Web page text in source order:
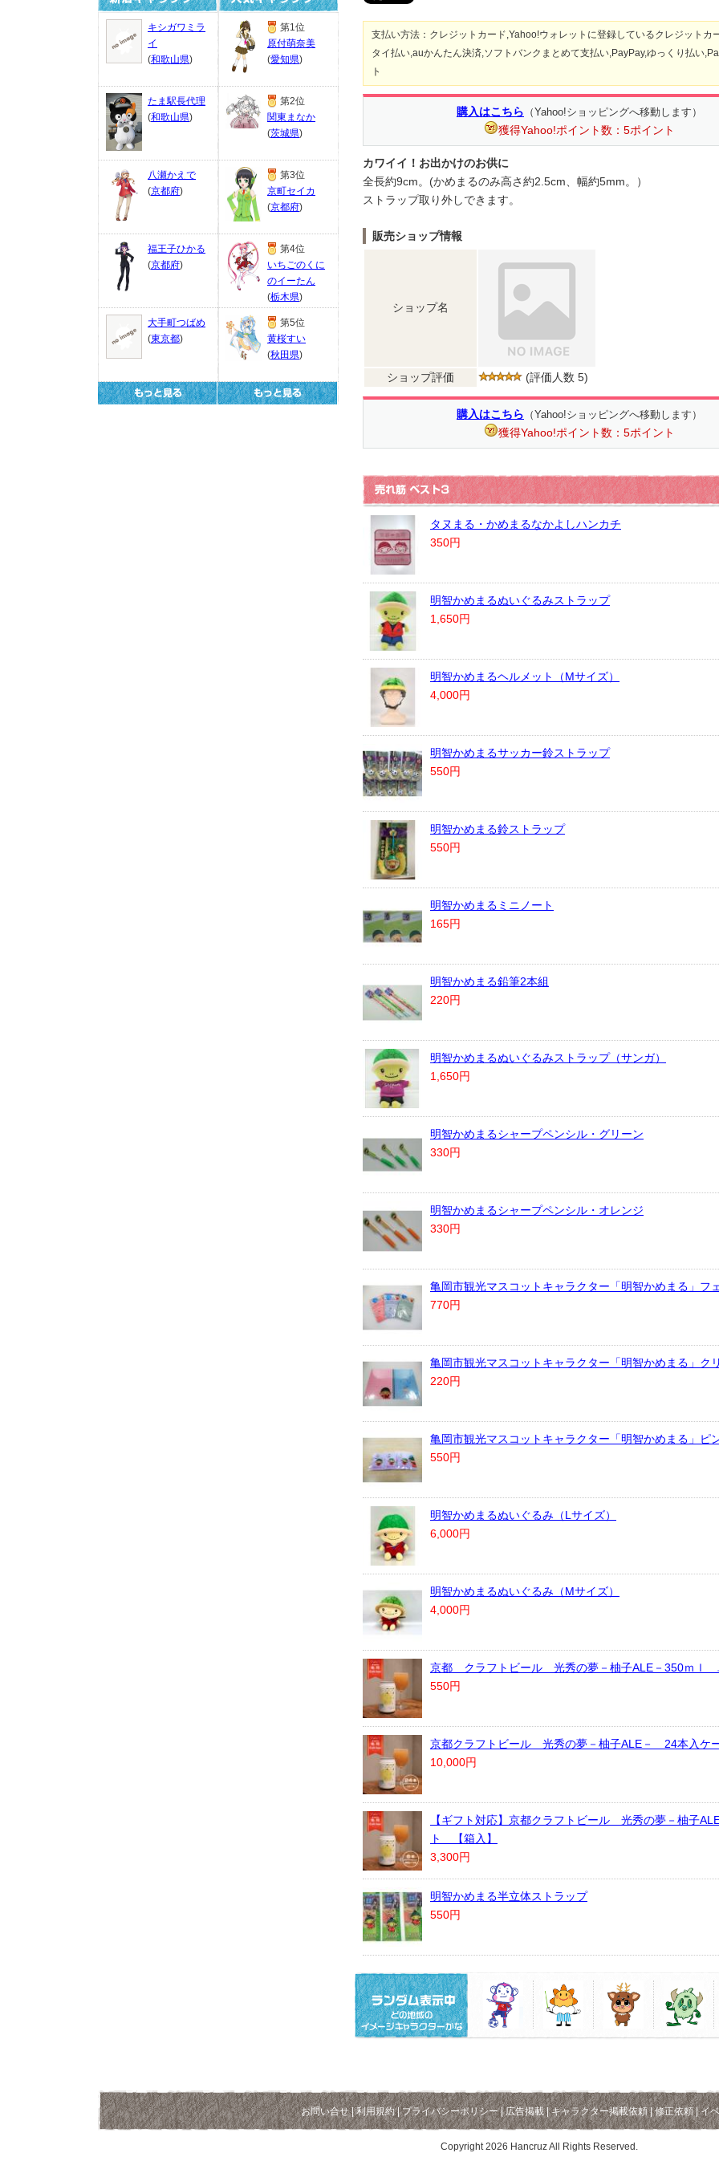
キシガワミラ
イ
(和歌山県)
たま駅長代理
(和歌山県)
八瀬かえで
(京都府)
福王子ひかる
(京都府)
大手町つばめ
(東京都)
第1位
原付萌奈美
(愛知県)
第2位
関東まなか
(茨城県)
第3位
京町セイカ
(京都府)
第4位
いちごのくに
のイーたん
(栃木県)
第5位
黄桜すい
(秋田県)
支払い方法：クレジットカード,Yahoo!ウォレットに登録しているクレジットカ
タイ払い,auかんたん決済,ソフトバンクまとめて支払い,PayPay,ゆっくり払い
ト
購入はこちら （Yahoo!ショッピングへ移動します）
獲得Yahoo!ポイント数：5ポイント
カワイイ！お出かけのお供に
全長約9cm。(かめまるのみ高さ約2.5cm、幅約5mm。）
ストラップ取り外しできます。
販売ショップ情報
ショップ名
ショップ評価 (評価人数 5)
購入はこちら （Yahoo!ショッピングへ移動します）
獲得Yahoo!ポイント数：5ポイント
タヌまる・かめまるなかよしハンカチ
350円
明智かめまるぬいぐるみストラップ
1,650円
明智かめまるヘルメット（Mサイズ）
4,000円
明智かめまるサッカー鈴ストラップ
550円
明智かめまる鈴ストラップ
550円
明智かめまるミニノート
165円
明智かめまる鉛筆2本組
220円
明智かめまるぬいぐるみストラップ（サンガ）
1,650円
明智かめまるシャープペンシル・グリーン
330円
明智かめまるシャープペンシル・オレンジ
330円
亀岡市観光マスコットキャラクター「明智かめまる」フ
770円
亀岡市観光マスコットキャラクター「明智かめまる」ク
220円
亀岡市観光マスコットキャラクター「明智かめまる」ピ
550円
明智かめまるぬいぐるみ（Lサイズ）
6,000円
明智かめまるぬいぐるみ（Mサイズ）
4,000円
京都 クラフトビール 光秀の夢－柚子ALE－350ｍｌ
550円
京都クラフトビール 光秀の夢－柚子ALE－ 24本入ケ
10,000円
【ギフト対応】京都クラフトビール 光秀の夢－柚子
ト 【箱入】
3,300円
明智かめまる半立体ストラップ
550円
お問い合せ|利用規約|プライバシーポリシー|広告掲載|キャラクター掲載依頼|修正依頼|イ
Copyright 2026 Hancruz All Rights Reserved.